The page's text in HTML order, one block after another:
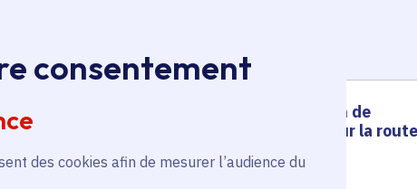
consentement
des cookies afin de mesurer l’audience du
de
dans la rue de
Construction de
logements sur la